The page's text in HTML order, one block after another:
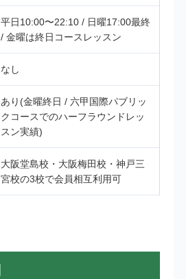
平日10:00〜22:10 / 日曜17:00最終
/ 金曜は終日コースレッスン
なし
あり(金曜終日 / 六甲国際パブリッ
クコースでのハーフラウンドレッ
スン実績)
大阪堂島校・大阪梅田校・神戸三
宮校の3校で会員相互利用可